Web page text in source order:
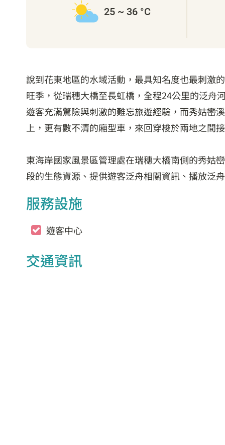
25 ~ 36 °C
說到花東地區的水域活動，最具知名度也最刺激
旺季，從瑞穗大橋至長虹橋，全程24公里的泛舟
遊客充滿驚險與刺激的難忘旅遊經驗，而秀姑巒
上，更有數不清的廂型車，來回穿梭於兩地之間
東海岸國家風景區管理處在瑞穗大橋南側的秀姑
段的生態資源、提供遊客泛舟相關資訊、播放泛
服務設施
遊客中心
交通資訊